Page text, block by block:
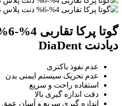
دیادنت DiaDent
عدم نفوذ باکتری
عدم تحریک سیستم ایمنی بدن
استفاده راحت و سریع
دقت اندازه گیری بالا
اندازه گیری سریع و آسان عمق